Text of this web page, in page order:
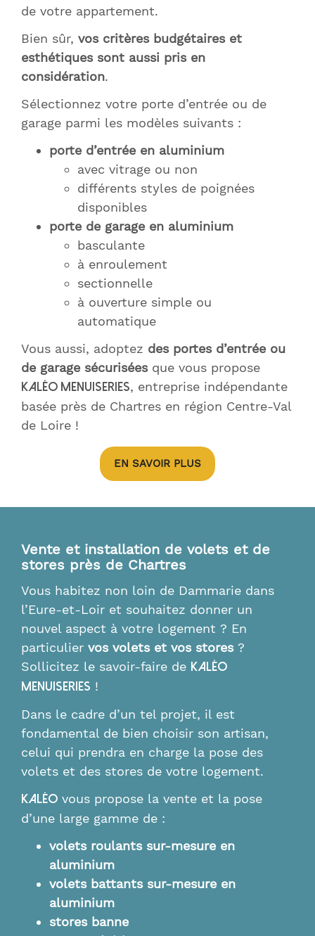
de votre appartement.
Bien sûr, vos critères budgétaires et
esthétiques sont aussi pris en
considération.
Sélectionnez votre porte d’entrée ou de
garage parmi les modèles suivants :
porte d’entrée en aluminium
avec vitrage ou non
différents styles de poignées
disponibles
porte de garage en aluminium
basculante
à enroulement
sectionnelle
à ouverture simple ou
automatique
Vous aussi, adoptez des portes d’entrée ou
de garage sécuriséesque vous propose
Kaléo Menuiseries, entreprise indépendante
basée près de Chartres en région Centre-Val
de Loire !
EN SAVOIR PLUS
Vente et installation de volets et de
stores près de Chartres
Vous habitez non loin de Dammarie dans
l’Eure-et-Loir et souhaitez donner un
nouvel aspect à votre logement ? En
particulier vos volets et vos stores?
Sollicitez le savoir-faire de Kaléo
Menuiseries !
Dans le cadre d’un tel projet, il est
fondamental de bien choisir son artisan,
celui qui prendra en charge la pose des
volets et des stores de votre logement.
Kaléo vous propose la vente et la pose
d’une large gamme de :
volets roulants sur-mesure en
aluminium
volets battants sur-mesure en
aluminium
stores banne